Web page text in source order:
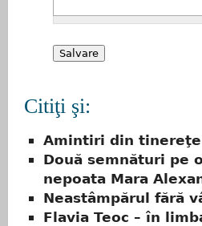
Citiţi şi:
Amintiri din
Două semnături pe
nepoata Mara
Neastâmpărul fără
Flavia Teoc – în